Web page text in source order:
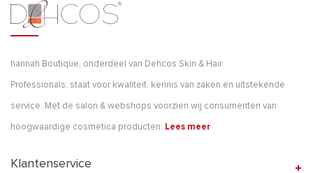
hannah Boutique, onderdeel van Dehcos Skin & Hair
Professionals, staat voor kwaliteit, kennis van zaken en uitstekende
service. Met de salon & webshops voorzien wij consumenten van
hoogwaardige cosmetica producten. Lees meer
Klantenservice